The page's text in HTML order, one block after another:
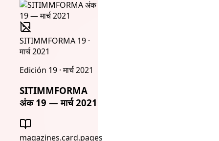
SITIMMFORMA 19 ·
मार्च 2021
Edición 19 · मार्च 2021
SITIMMFORMA
अंक 19 — मार्च 2021
magazines.card.pages